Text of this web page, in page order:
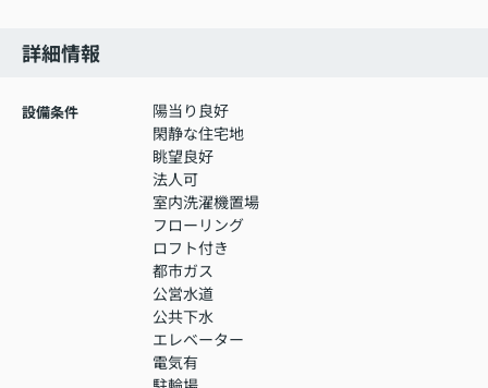
詳細情報
設備条件
陽当り良好
閑静な住宅地
眺望良好
法人可
室内洗濯機置場
フローリング
ロフト付き
都市ガス
公営水道
公共下水
エレベーター
電気有